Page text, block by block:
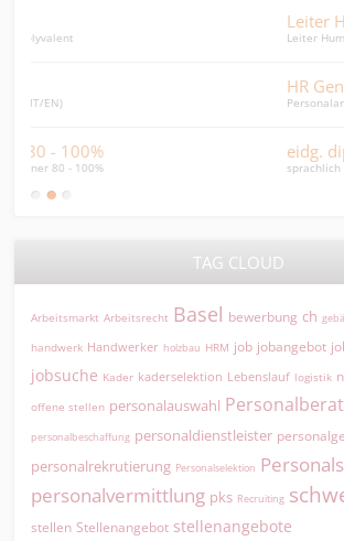
HR Generalistin von A-Z (60-
Personalarbeit von A-Z inkl. Lohnbuchhaltung
eidg. dipl. Speditionsleiter
sprachlich versierter Leiter Import/Export
TAG CLOUD
Arbeitsmarkt Arbeitsrecht Basel bewerbung ch
handwerk Handwerker holzbau HRM job jobangebot
jobsuche Kader kaderselektion Lebenslauf logistik
offene stellen personalauswahl
personalbeschaffung personaldienstleister
personalrekrutierung Personalselektion
personalvermittlung pks Recruiting
stellen Stellenangebot stellenangebote